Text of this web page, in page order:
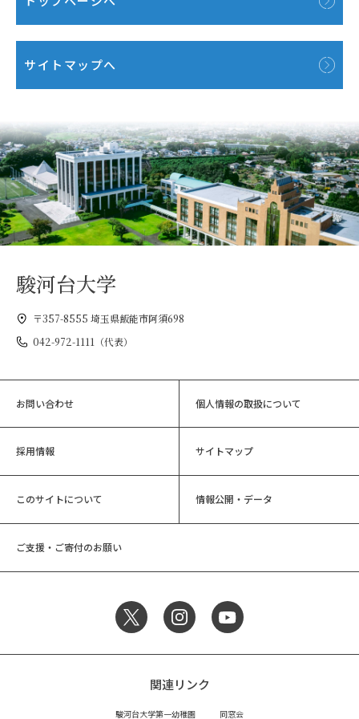
サイトマップへ
駿河台大学
〒357-8555 埼玉県飯能市阿須698
042-972-1111（代表）
お問い合わせ 個人情報の取扱について
採用情報 サイトマップ
このサイトについて 情報公開・データ
ご支援・ご寄付のお願い
関連リンク
駿河台大学第一幼稚園 同窓会